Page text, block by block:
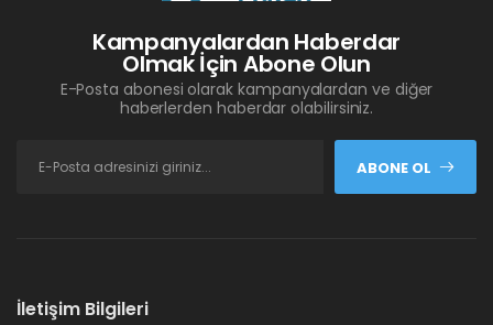
Kampanyalardan Haberdar
Olmak İçin Abone Olun
E-Posta abonesi olarak kampanyalardan ve diğer
haberlerden haberdar olabilirsiniz.
ABONE OL
İletişim Bilgileri